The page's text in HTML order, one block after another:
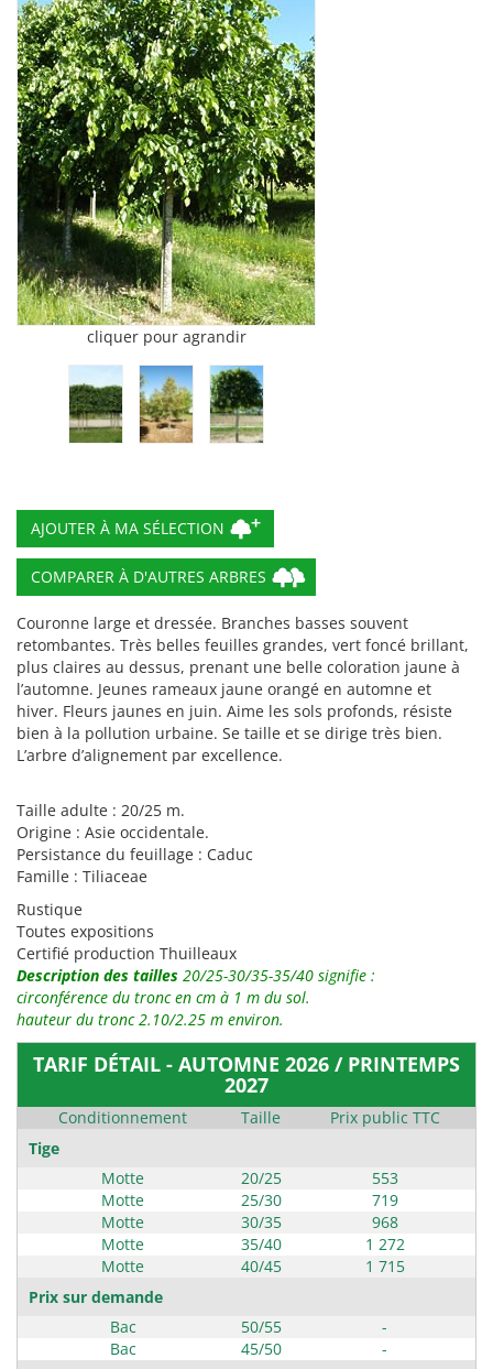
cliquer pour agrandir
COMPARER À D'AUTRES ARBRES
Couronne large et dressée. Branches basses souvent
retombantes. Très belles feuilles grandes, vert foncé brillant,
plus claires au dessus, prenant une belle coloration jaune à
l’automne. Jeunes rameaux jaune orangé en automne et
hiver. Fleurs jaunes en juin. Aime les sols profonds, résiste
bien à la pollution urbaine. Se taille et se dirige très bien.
L’arbre d’alignement par excellence.
Taille adulte : 20/25 m.
Origine : Asie occidentale.
Persistance du feuillage : Caduc
Famille : Tiliaceae
Rustique
Toutes expositions
Certifié production Thuilleaux
Description des tailles 20/25-30/35-35/40 signifie :
circonférence du tronc en cm à 1 m du sol.
hauteur du tronc 2.10/2.25 m environ.
TARIF DÉTAIL - AUTOMNE 2026 / PRINTEMPS
2027
Conditionnement Taille
Prix public TTC
Tige
Motte
20/25
553
Motte
25/30
719
Motte
30/35
968
Motte
35/40
1 272
Motte
40/45
1 715
Prix sur demande
Bac
50/55
-
Bac
45/50 -